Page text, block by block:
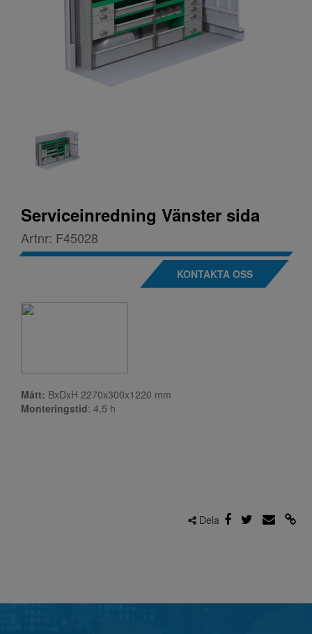
Serviceinredning Vänster sida
Artnr: F45028
KONTAKTA OSS
Mått: BxDxH 2270x300x1220 mm
Monteringstid: 4,5 h
Dela